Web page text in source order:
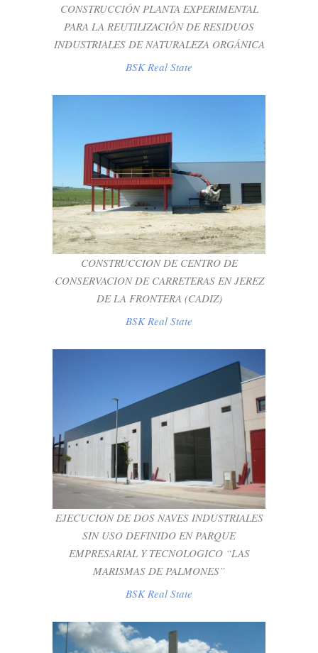
BSK Real State
CONSTRUCCIÓN PLANTA EXPERIMENTAL
PARA LA REUTILIZACIÓN DE RESIDUOS
INDUSTRIALES DE NATURALEZA ORGÁNICA
BSK Real State
CONSTRUCCION DE CENTRO DE
CONSERVACION DE CARRETERAS EN
JEREZ DE LA FRONTERA (CADIZ)
BSK Real State
CONSTRUCCION DE CENTRO DE
CONSERVACION DE CARRETERAS EN JEREZ
DE LA FRONTERA (CADIZ)
BSK Real State
EJECUCION DE DOS NAVES
INDUSTRIALES SIN USO DEFINIDO EN
PARQUE EMPRESARIAL Y
TECNOLOGICO “LAS MARISMAS DE
PALMONES”
BSK Real State
EJECUCION DE DOS NAVES INDUSTRIALES
SIN USO DEFINIDO EN PARQUE
EMPRESARIAL Y TECNOLOGICO “LAS
MARISMAS DE PALMONES”
BSK Real State